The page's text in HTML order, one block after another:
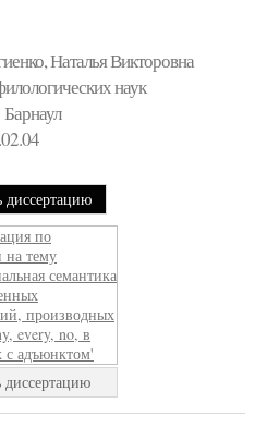
Наталья Викторовна
наук
Барнаул
диссертацию
диссертацию